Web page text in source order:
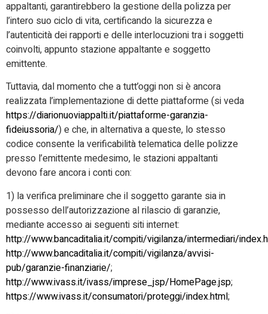
appaltanti, garantirebbero la gestione della polizza per
l’intero suo ciclo di vita, certificando la sicurezza e
l’autenticità dei rapporti e delle interlocuzioni tra i soggetti
coinvolti, appunto stazione appaltante e soggetto
emittente.
Tuttavia, dal momento che a tutt’oggi non si è ancora
realizzata l’implementazione di dette piattaforme (si veda
https://diarionuoviappalti.it/piattaforme-garanzia-
fideiussoria/) e che, in alternativa a queste, lo stesso
codice consente la verificabilità telematica delle polizze
presso l’emittente medesimo, le stazioni appaltanti
devono fare ancora i conti con:
1) la verifica preliminare che il soggetto garante sia in
possesso dell’autorizzazione al rilascio di garanzie,
mediante accesso ai seguenti siti internet:
http://www.bancaditalia.it/compiti/vigilanza/intermediari/
http://www.bancaditalia.it/compiti/vigilanza/avvisi-
pub/garanzie-finanziarie/;
http://www.ivass.it/ivass/imprese_jsp/HomePage.jsp;
https://www.ivass.it/consumatori/proteggi/index.html;